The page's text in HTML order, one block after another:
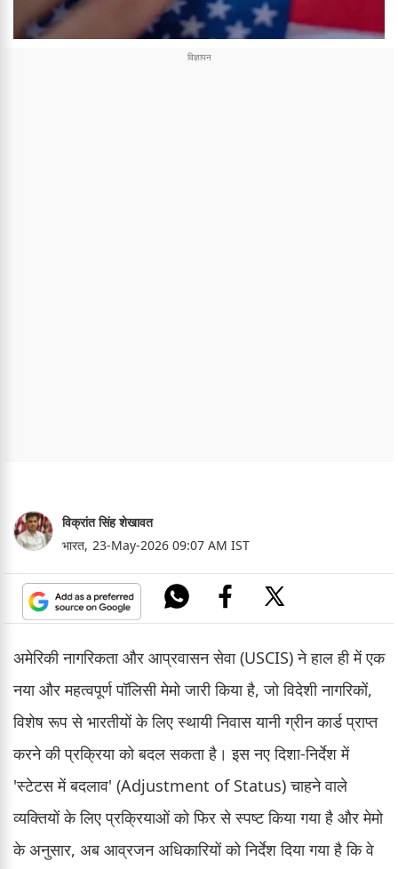
विक्रांत सिंह शेखावत
भारत, 23-May-2026 09:07 AM IST
अमेरिकी नागरिकता और आप्रवासन सेवा (USCIS) ने हाल ही में एक
नया और महत्वपूर्ण पॉलिसी मेमो जारी किया है, जो विदेशी नागरिकों,
विशेष रूप से भारतीयों के लिए स्थायी निवास यानी ग्रीन कार्ड प्राप्त
करने की प्रक्रिया को बदल सकता है। इस नए दिशा-निर्देश में
'स्टेटस में बदलाव' (Adjustment of Status) चाहने वाले
व्यक्तियों के लिए प्रक्रियाओं को फिर से स्पष्ट किया गया है और मेमो
के अनुसार, अब आव्रजन अधिकारियों को निर्देश दिया गया है कि वे